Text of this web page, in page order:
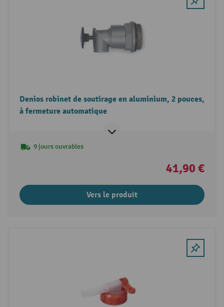
Denios robinet de soutirage en aluminium, 2 pouces,
à fermeture automatique
9 jours ouvrables
41,90 €
Vers le produit